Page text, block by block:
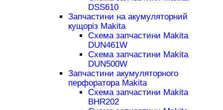
DSS610
Запчастини на акумуляторний
кущоріз Makita
Схема запчастини Makita
DUN461W
Схема запчастини Makita
DUN500W
Запчастини акумуляторного
перфоратора Makita
Схема запчастини Makita
BHR202